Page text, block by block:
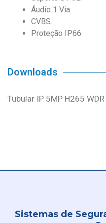
Áudio 1 Via.
CVBS.
Proteção IP66
Downloads
Tubular IP 5MP H265
Sistemas de